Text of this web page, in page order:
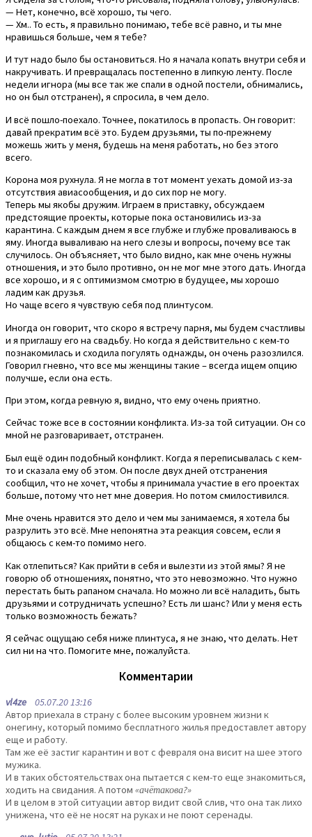
— Нет, конечно, всё хорошо, ты чего.
— Хм.. То есть, я правильно понимаю, тебе всё равно, и ты мне
нравишься больше, чем я тебе?
И тут надо было бы остановиться. Но я начала копать внутри себя и
накручивать. И превращалась постепенно в липкую ленту. После
недели игнора (мы все так же спали в одной постели, обнимались,
но он был отстранен), я спросила, в чем дело.
И всё пошло-поехало. Точнее, покатилось в пропасть. Он говорит:
давай прекратим всё это. Будем друзьями, ты по-прежнему
можешь жить у меня, будешь на меня работать, но без этого
всего.
Корона моя рухнула. Я не могла в тот момент уехать домой из-за
отсутствия авиасообщения, и до сих пор не могу.
Теперь мы якобы дружим. Играем в приставку, обсуждаем
предстоящие проекты, которые пока остановились из-за
карантина. С каждым днем я все глубже и глубже проваливаюсь в
яму. Иногда вываливаю на него слезы и вопросы, почему все так
случилось. Он объясняет, что было видно, как мне очень нужны
отношения, и это было противно, он не мог мне этого дать. Иногда
все хорошо, и я с оптимизмом смотрю в будущее, мы хорошо
ладим как друзья.
Но чаще всего я чувствую себя под плинтусом.
Иногда он говорит, что скоро я встречу парня, мы будем счастливы
и я приглашу его на свадьбу. Но когда я действительно с кем-то
познакомилась и сходила погулять однажды, он очень разозлился.
Говорил гневно, что все мы женщины такие – всегда ищем опцию
получше, если она есть.
При этом, когда ревную я, видно, что ему очень приятно.
Сейчас тоже все в состоянии конфликта. Из-за той ситуации. Он со
мной не разговаривает, отстранен.
Был ещё один подобный конфликт. Когда я переписывалась с кем-
то и сказала ему об этом. Он после двух дней отстранения
сообщил, что не хочет, чтобы я принимала участие в его проектах
больше, потому что нет мне доверия. Но потом смилостивился.
Мне очень нравится это дело и чем мы занимаемся, я хотела бы
разрулить это всё. Мне непонятна эта реакция совсем, если я
общаюсь с кем-то помимо него.
Как отлепиться? Как прийти в себя и вылезти из этой ямы? Я не
говорю об отношениях, понятно, что это невозможно. Что нужно
перестать быть рапаном сначала. Но можно ли всё наладить, быть
друзьями и сотрудничать успешно? Есть ли шанс? Или у меня есть
только возможность бежать?
Я сейчас ощущаю себя ниже плинтуса, я не знаю, что делать. Нет
сил ни на что. Помогите мне, пожалуйста.
Комментарии
vl4ze 05.07.20 13:16
Автор приехала в страну с более высоким уровнем жизни к
онегину, который помимо бесплатного жилья предоставлет автору
еще и работу.
Там же её застиг карантин и вот с февраля она висит на шее этого
мужика.
И в таких обстоятельствах она пытается с кем-то еще знакомиться,
ходить на свидания. А потом «ачётакова?»
И в целом в этой ситуации автор видит свой слив, что она так лихо
унижена, что её не носят на руках и не поют серенады.